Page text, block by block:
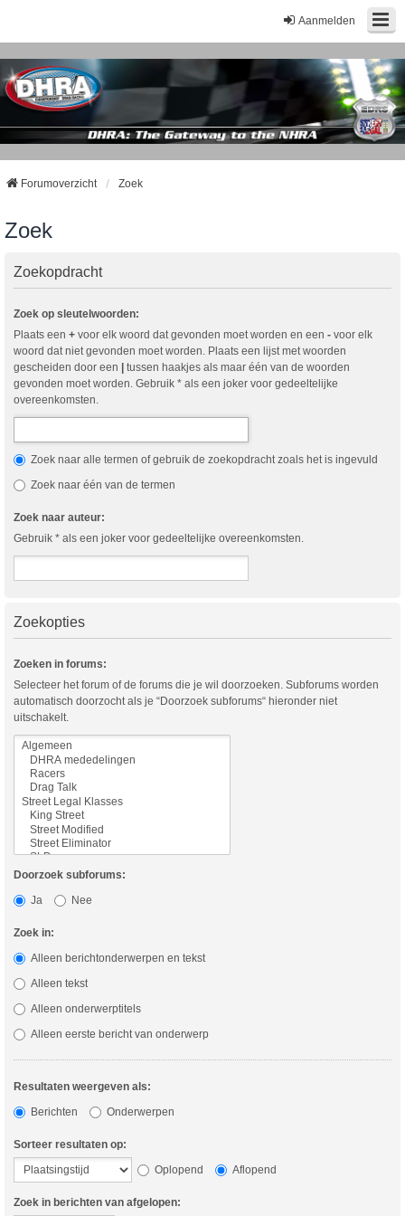
Aanmelden
Forumoverzicht Zoek
Zoek
Zoekopdracht
Zoek op sleutelwoorden:
Plaats een + voor elk woord dat gevonden moet worden en een - voor elk
woord dat niet gevonden moet worden. Plaats een lijst met woorden
gescheiden door een
tussen haakjes als maar één van de woorden
gevonden moet worden. Gebruik * als een joker voor gedeeltelijke
overeenkomsten.
Zoek naar alle termen of gebruik de zoekopdracht zoals het is ingevuld
Zoek naar één van de termen
Zoek naar auteur:
Gebruik * als een joker voor gedeeltelijke overeenkomsten.
Zoekopties
Zoeken in forums:
Selecteer het forum of de forums die je wil doorzoeken. Subforums worden
automatisch doorzocht als je “Doorzoek subforums“ hieronder niet
uitschakelt.
Doorzoek subforums:
Ja
Nee
Zoek in:
Alleen berichtonderwerpen en tekst
Alleen tekst
Alleen onderwerptitels
Alleen eerste bericht van onderwerp
Resultaten weergeven als:
Berichten
Onderwerpen
Sorteer resultaten op:
Oplopend
Aflopend
Zoek in berichten van afgelopen: